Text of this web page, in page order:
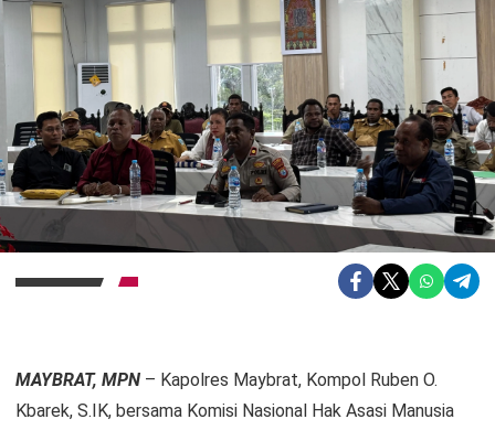
MAYBRAT, MPN – Kapolres Maybrat, Kompol Ruben O.
Kbarek, S.IK, bersama Komisi Nasional Hak Asasi Manusia